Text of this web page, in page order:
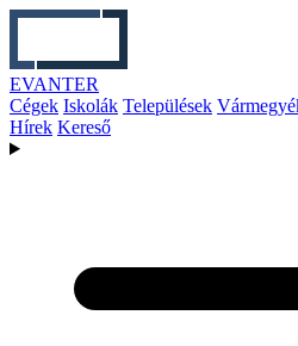
EVANTER
Cégek Iskolák Települések
Hírek Kereső